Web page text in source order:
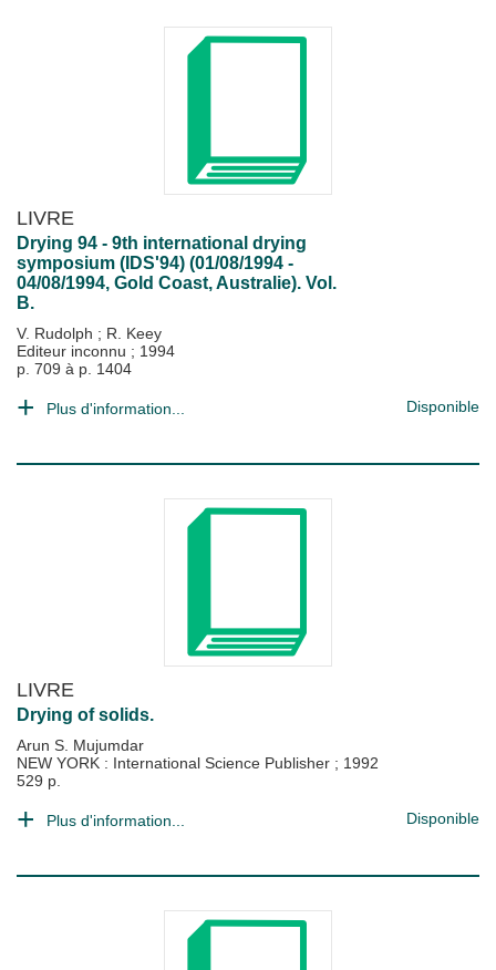
LIVRE
Drying 94 - 9th international drying
symposium (IDS'94) (01/08/1994 -
04/08/1994, Gold Coast, Australie). Vol.
B.
V. Rudolph ; R. Keey
Editeur inconnu ; 1994
p. 709 à p. 1404
Plus d'information... Disponible
LIVRE
Drying of solids.
Arun S. Mujumdar
NEW YORK : International Science Publisher ; 1992
529 p.
Plus d'information... Disponible